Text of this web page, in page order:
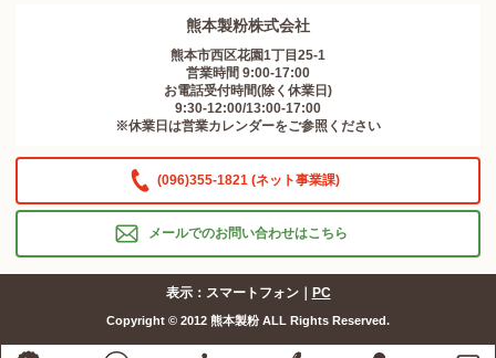
熊本製粉株式会社
熊本市西区花園1丁目25-1
営業時間 9:00-17:00
お電話受付時間(除く休業日)
9:30-12:00/13:00-17:00
※休業日は営業カレンダーをご参照ください
(096)355-1821 (ネット事業課)
メールでのお問い合わせはこちら
表示：スマートフォン｜ PC
Copyright © 2012 熊本製粉 ALL Rights Reserved.